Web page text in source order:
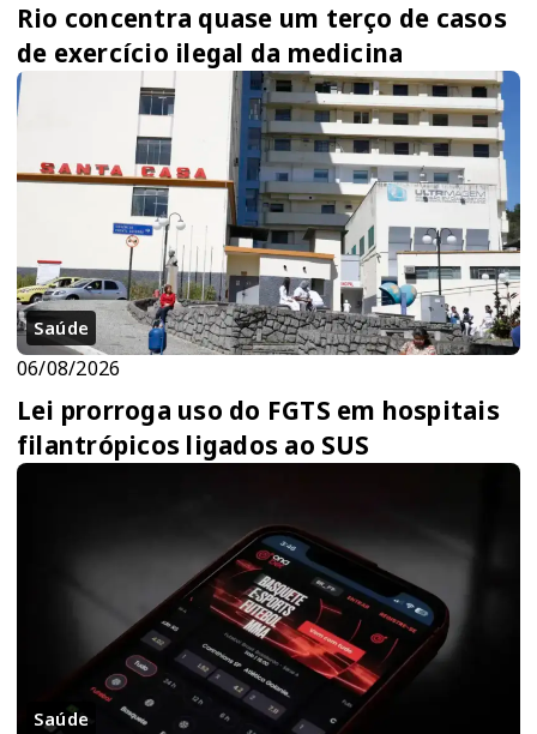
Rio concentra quase um terço de casos
de exercício ilegal da medicina
Saúde
06/08/2026
Lei prorroga uso do FGTS em hospitais
filantrópicos ligados ao SUS
Saúde